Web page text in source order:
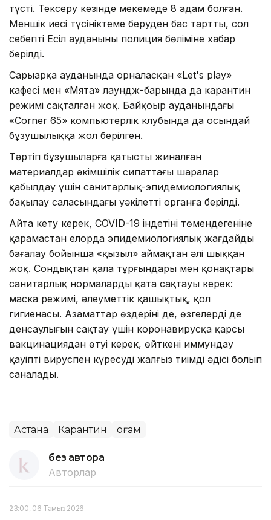
түсті. Тексеру кезінде мекемеде 8 адам болған.
Меншік иесі түсініктеме беруден бас тартты, сол
себепті Есіл ауданының полиция бөліміне хабар
берілді.
Сарыарқа ауданында орналасқан «Let's play»
кафесі мен «Мята» лаундж-барында да карантин
режимі сақталған жоқ. Байқоңыр ауданындағы
«Corner 65» компьютерлік клубында да осындай
бұзушылыққа жол берілген.
Тәртіп бұзушыларға қатысты жиналған
материалдар әкімшілік сипаттағы шаралар
қабылдау үшін санитарлық-эпидемиологиялық
бақылау саласындағы уәкілетті органға берілді.
Айта кету керек, COVID-19 індетінің төмендегеніне
қарамастан елорда эпидемиологиялық жағдайды
бағалау бойынша «қызыл» аймақтан әлі шыққан
жоқ. Сондықтан қала тұрғындары мен қонақтары
санитарлық нормаларды қатаң сақтауы керек:
маска режимі, әлеуметтік қашықтық, қол
гигиенасы. Азаматтар өздерінің де, өзгелердің де
денсаулығын сақтау үшін коронавирусқа қарсы
вакцинациядан өтуі керек, өйткені иммундау
қауіпті вируспен күресудің жалғыз тиімді әдісі болып
саналады.
Астана Карантин Қоғам
без автора
Авторлар
23:00, 06 Тамыз 2026